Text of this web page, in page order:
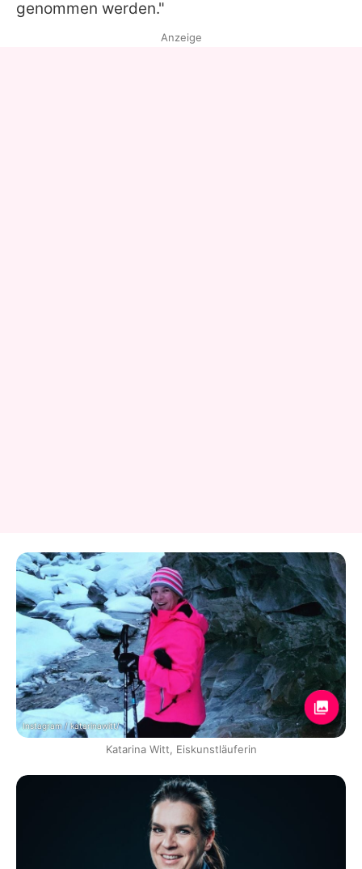
genommen werden."
Anzeige
Instagram / katarinawitt/
Katarina Witt, Eiskunstläuferin